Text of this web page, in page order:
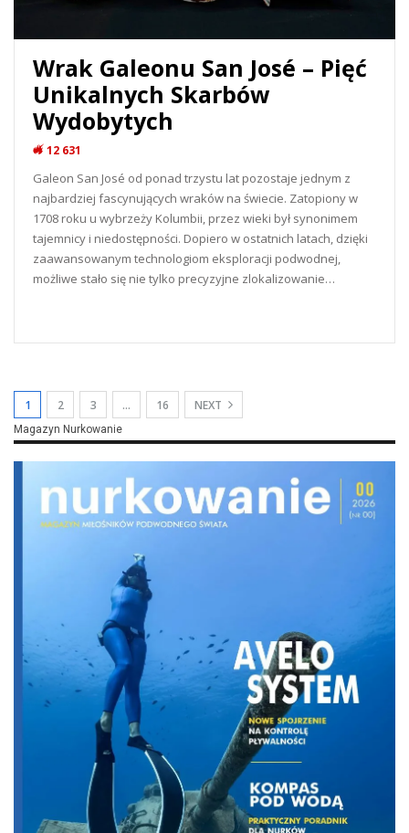
Wrak Galeonu San José – Pięć
Unikalnych Skarbów
Wydobytych
12 631
Galeon San José od ponad trzystu lat pozostaje jednym z
najbardziej fascynujących wraków na świecie. Zatopiony w
1708 roku u wybrzeży Kolumbii, przez wieki był synonimem
tajemnicy i niedostępności. Dopiero w ostatnich latach, dzięki
zaawansowanym technologiom eksploracji podwodnej,
możliwe stało się nie tylko precyzyjne zlokalizowanie…
1 2 3 … 16 NEXT
Magazyn Nurkowanie